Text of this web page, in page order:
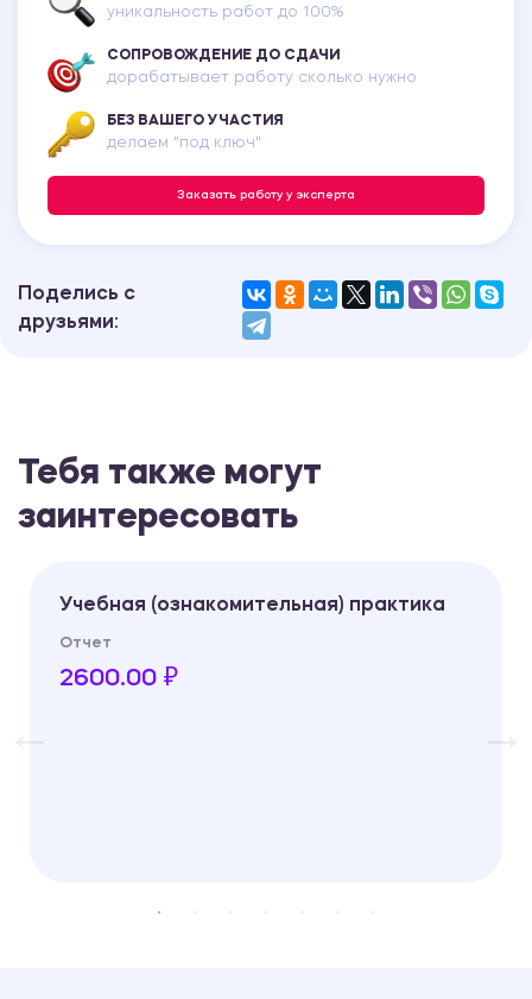
уникальность работ до 100%
СОПРОВОЖДЕНИЕ ДО СДАЧИ
дорабатывает работу сколько нужно
БЕЗ ВАШЕГО УЧАСТИЯ
делаем "под ключ"
Заказать работу у эксперта
Поделись с
друзьями:
Тебя также могут
заинтересовать
Учебная (ознакомительная) практика
Отчет
2600.00 ₽